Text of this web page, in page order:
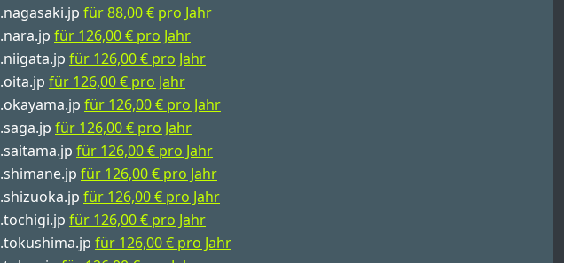
.nagasaki.jp für 88,00 € pro Jahr
.nara.jp für 126,00 € pro Jahr
.niigata.jp für 126,00 € pro Jahr
.oita.jp für 126,00 € pro Jahr
.okayama.jp für 126,00 € pro Jahr
.saga.jp für 126,00 € pro Jahr
.saitama.jp für 126,00 € pro Jahr
.shimane.jp für 126,00 € pro Jahr
.shizuoka.jp für 126,00 € pro Jahr
.tochigi.jp für 126,00 € pro Jahr
.tokushima.jp für 126,00 € pro Jahr